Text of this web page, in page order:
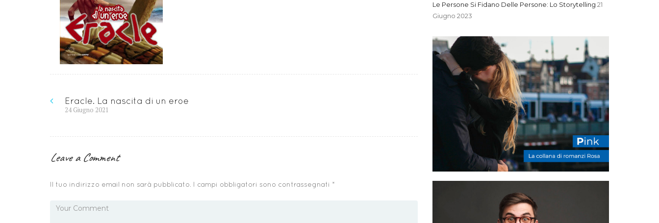
Navigazione
Eracle. La nascita di un eroe
Previous
24 Giugno 2021
Leave a Comment
Il tuo indirizzo email non sarà pubblicato. I campi obbligatori sono contrassegnati *
Le Persone Si Fidano Delle Persone: Lo Storytelling 21
Giugno 2023